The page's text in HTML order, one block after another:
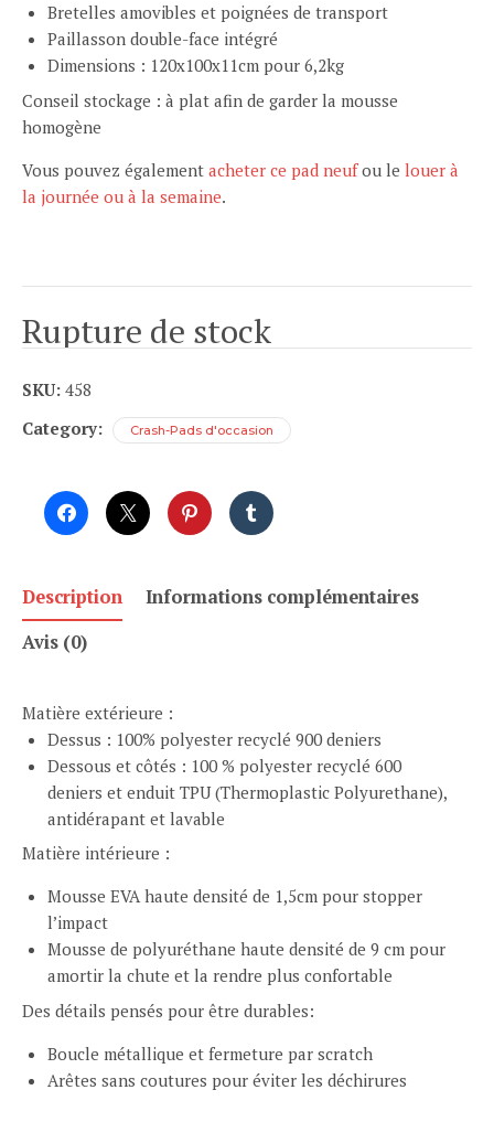
Bretelles amovibles et poignées de transport
Paillasson double-face intégré
Dimensions : 120x100x11cm pour 6,2kg
Conseil stockage : à plat afin de garder la mousse
homogène
Vous pouvez également acheter ce pad neufou le louer à
la journée ou à la semaine.
Rupture de stock
SKU: 458
Category:
Crash-Pads d'occasion
Description
Informations complémentaires
Avis (0)
Matière extérieure :
Dessus : 100% polyester recyclé 900 deniers
Dessous et côtés : 100 % polyester recyclé 600
deniers et enduit TPU (Thermoplastic Polyurethane),
antidérapant et lavable
Matière intérieure :
Mousse EVA haute densité de 1,5cm pour stopper
l’impact
Mousse de polyuréthane haute densité de 9 cm pour
amortir la chute et la rendre plus confortable
Des détails pensés pour être durables:
Boucle métallique et fermeture par scratch
Arêtes sans coutures pour éviter les déchirures